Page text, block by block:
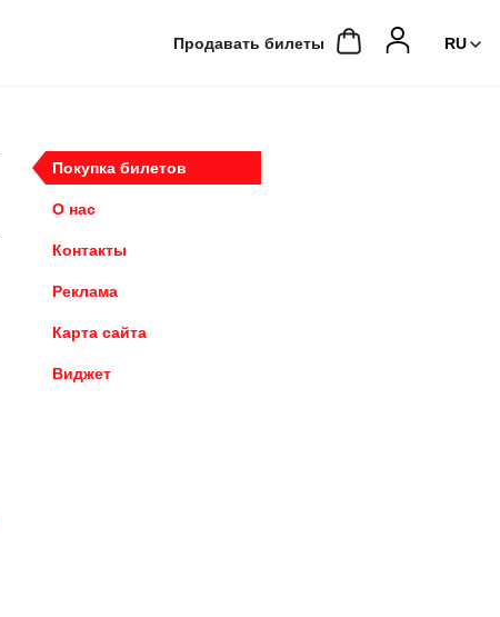
Продавать билеты
Покупка билетов
О нас
Контакты
Реклама
Карта сайта
Виджет